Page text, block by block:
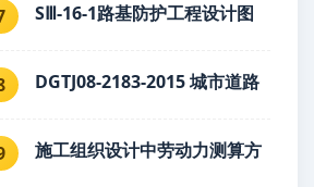
SⅢ-16-1路基防护工程设计图
DGTJ08-2183-2015 城市道路
施工组织设计中劳动力测算方